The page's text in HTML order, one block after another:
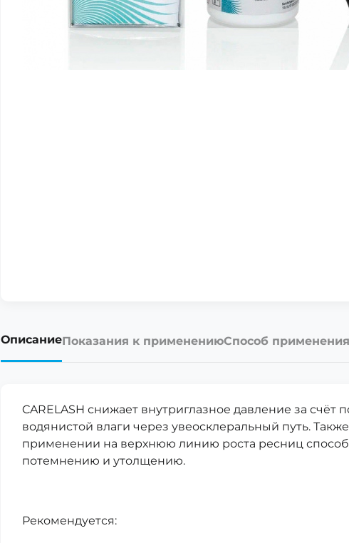
ОписаниеПоказания к применениюСпособ применения
CARELASH снижает внутриглазное давление за счёт
водянистой влаги через увеосклеральный путь.
применении на верхнюю линию роста ресниц
потемнению и утолщению.
Рекомендуется: